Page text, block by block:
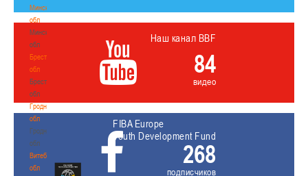
Минская
обл
Минская
обл
Брестская
обл
Брестская
обл
Гродненская
обл
Гродненская
обл
Витебская
обл
Наш канал BBF
84
видео
FIBA Europe
Youth Development Fund
268
подписчиков